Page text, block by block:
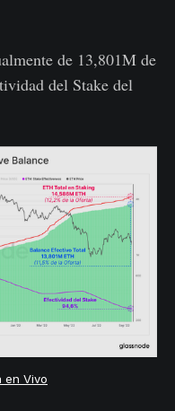
de 13,801M de
del Stake del
en Vivo